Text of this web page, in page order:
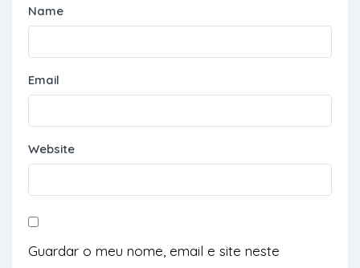
Name
Email
Website
Guardar o meu nome, email e site neste